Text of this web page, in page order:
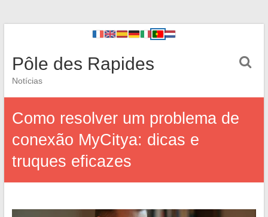
Pôle des Rapides
Notícias
Como resolver um problema de
conexão MyCitya: dicas e
truques eficazes